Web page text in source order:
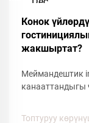
Конок
жакшыртат?
Меймандештик
Топтуруу